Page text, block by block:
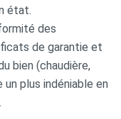
état.
des
de garantie et
bien (chaudière,
plus indéniable en